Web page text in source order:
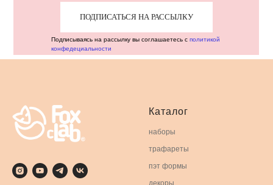
ПОДПИСАТЬСЯ НА РАССЫЛКУ
Подписываясь на рассылку вы соглашаетесь с политикой
конфедециальности
Каталог
наборы
трафареты
пэт формы